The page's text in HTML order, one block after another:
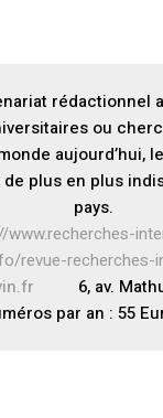
rédactionnel
ou
aujourd’hui,
plus en plus
pays.
www.recherches-
revue-recherches-
6, av.
par an : 55